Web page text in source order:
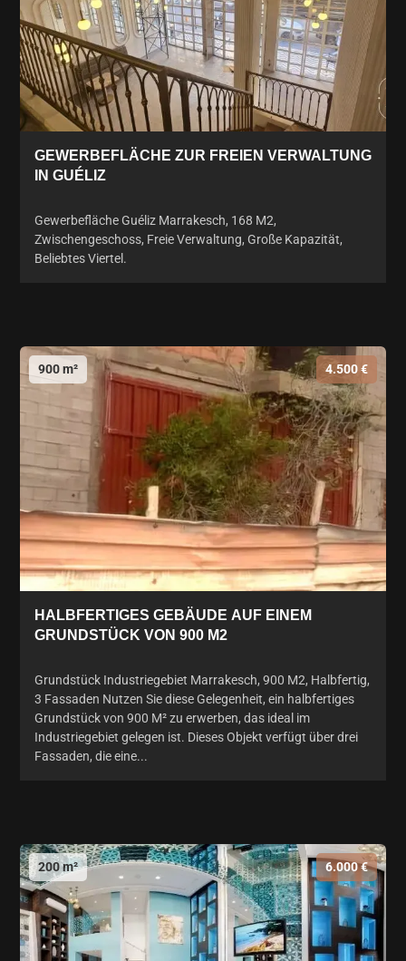
GEWERBEFLÄCHE ZUR FREIEN VERWALTUNG
IN GUÉLIZ
Gewerbefläche Guéliz Marrakesch, 168 M2,
Zwischengeschoss, Freie Verwaltung, Große Kapazität,
Beliebtes Viertel.
900 m² 4.500 €
HALBFERTIGES GEBÄUDE AUF EINEM
GRUNDSTÜCK VON 900 M2
Grundstück Industriegebiet Marrakesch, 900 M2, Halbfertig,
3 Fassaden Nutzen Sie diese Gelegenheit, ein halbfertiges
Grundstück von 900 M² zu erwerben, das ideal im
Industriegebiet gelegen ist. Dieses Objekt verfügt über drei
Fassaden, die eine...
200 m² 6.000 €